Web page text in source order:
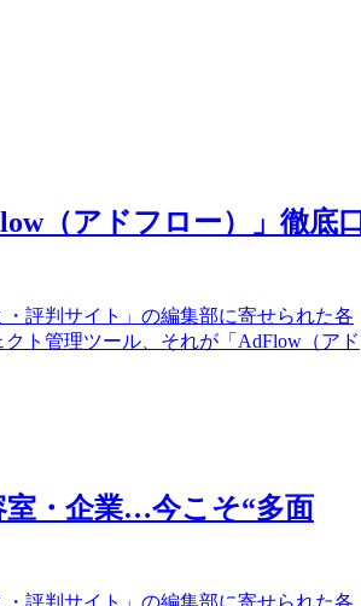
（アドフロー）」徹底口
評判サイト」の編集部に寄せられた各
ト管理ツール、それが「AdFlow（アド
・企業…今こそ“多面
評判サイト」の編集部に寄せられた各